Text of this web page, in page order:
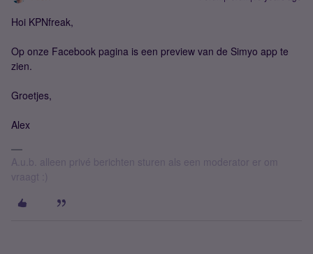
Hoi KPNfreak,
Op onze Facebook pagina is een preview van de Simyo app te
zien.
Groetjes,
Alex
A.u.b. alleen privé berichten sturen als een moderator er om
vraagt :)